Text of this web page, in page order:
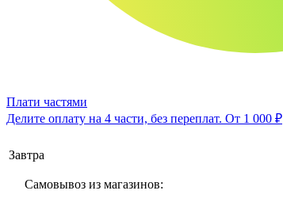
Плати частями
Делите оплату на 4 части, без переплат. От 1 000 ₽
Завтра
Самовывоз из магазинов: